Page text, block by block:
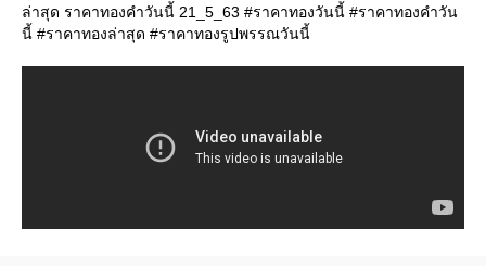
ล่าสุด ราคาทองคำวันนี้ 21_5_63 #ราคาทองวันนี้ #ราคาทองคำวัน
นี้ #ราคาทองล่าสุด #ราคาทองรูปพรรณวันนี้